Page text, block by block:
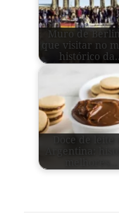
Muro de
que visitar no
histórico
Doce de leite
Argentina: